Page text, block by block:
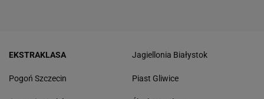
EKSTRAKLASA
Pogoń Szczecin
Jagiellonia Białystok
Piast Gliwice